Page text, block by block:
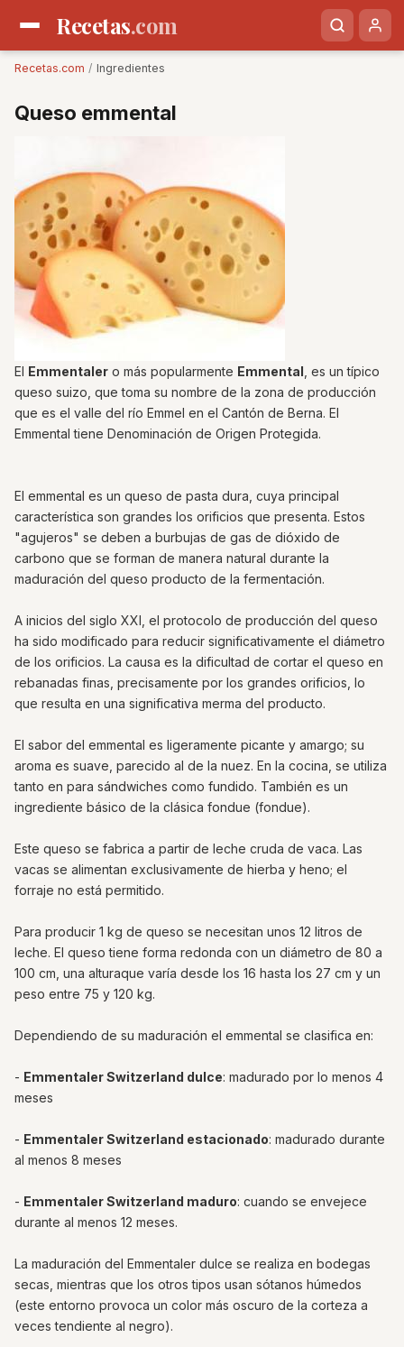
Recetas.com
Recetas.com / Ingredientes
Queso emmental
El Emmentaler o más popularmente Emmental , es un típico
queso suizo, que toma su nombre de la zona de producción
que es el valle del río Emmel en el Cantón de Berna. El
Emmental tiene Denominación de Origen Protegida.
El emmental es un queso de pasta dura, cuya principal
característica son grandes los orificios que presenta. Estos
"agujeros" se deben a burbujas de gas de dióxido de
carbono que se forman de manera natural durante la
maduración del queso producto de la fermentación.
A inicios del siglo XXI, el protocolo de producción del queso
ha sido modificado para reducir significativamente el diámetro
de los orificios. La causa es la dificultad de cortar el queso en
rebanadas finas, precisamente por los grandes orificios, lo
que resulta en una significativa merma del producto.
El sabor del emmental es ligeramente picante y amargo; su
aroma es suave, parecido al de la nuez. En la cocina, se utiliza
tanto en para sándwiches como fundido. También es un
ingrediente básico de la clásica fondue (fondue).
Este queso se fabrica a partir de leche cruda de vaca. Las
vacas se alimentan exclusivamente de hierba y heno; el
forraje no está permitido.
Para producir 1 kg de queso se necesitan unos 12 litros de
leche. El queso tiene forma redonda con un diámetro de 80 a
100 cm, una alturaque varía desde los 16 hasta los 27 cm y un
peso entre 75 y 120 kg.
Dependiendo de su maduración el emmental se clasifica en:
- Emmentaler Switzerland dulce: madurado por lo menos 4
meses
- Emmentaler Switzerland estacionado: madurado durante
al menos 8 meses
- Emmentaler Switzerland maduro: cuando se envejece
durante al menos 12 meses.
La maduración del Emmentaler dulce se realiza en bodegas
secas, mientras que los otros tipos usan sótanos húmedos
(este entorno provoca un color más oscuro de la corteza a
veces tendiente al negro).